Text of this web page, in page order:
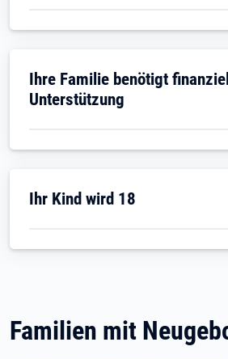
Ihre Familie benötigt
Unterstützung
Ihr Kind wird 18
Familien mit